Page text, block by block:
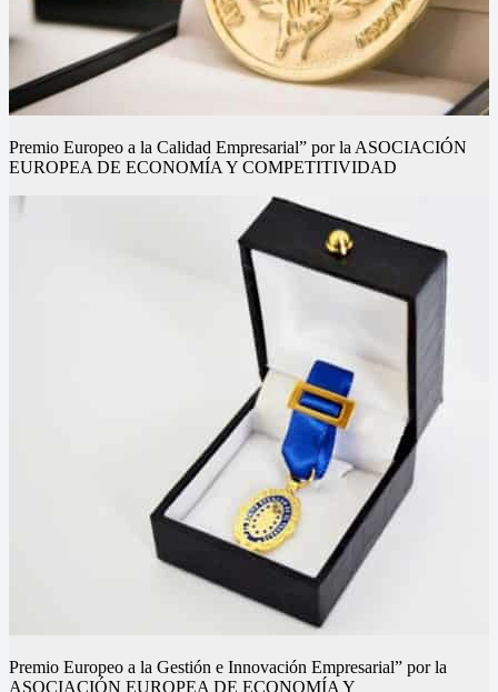
Nuestros eventos
Nuestros eventos
Nuestros eventos
Nuestros eventos
Nuestros eventos
Nuestros eventos
Premio Europeo a la Calidad Empresarial” por la ASOCIACIÓN
EUROPEA DE ECONOMÍA Y COMPETITIVIDAD
Premio Europeo a la Gestión e Innovación Empresarial” por la
ASOCIACIÓN EUROPEA DE ECONOMÍA Y